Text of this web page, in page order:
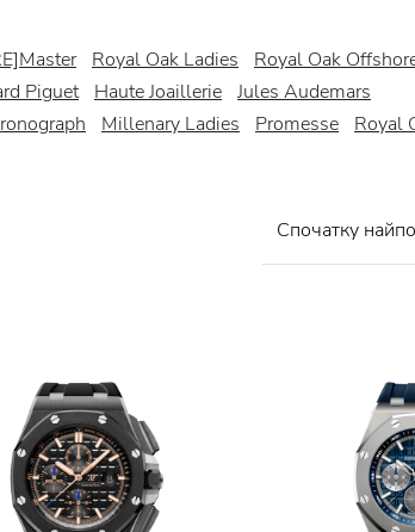
Royal Oak Ladies
Royal Oak
Piguet Haute Joaillerie Jules Audemars
Millenary Ladies Promesse Royal
Спочатку